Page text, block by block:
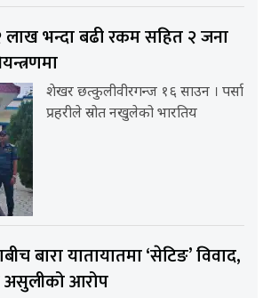
भन्दा बढी रकम सहित २ जना
शेखर छत्कुलीवीरगन्ज १६ साउन । पर्सा
प्रहरीले स्रोत नखुलेको भारतिय
बारा यातायातमा ‘सेटिङ’ विवाद,
आरोप